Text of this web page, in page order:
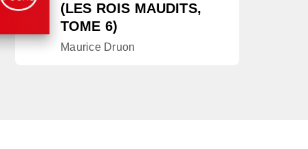
(LES ROIS MAUDITS,
TOME 6)
Maurice Druon